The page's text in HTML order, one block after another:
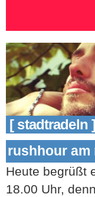
[ stadtradeln ]
rushhour am
Heute begrüßt
18.00 Uhr,